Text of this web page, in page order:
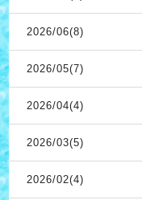
2026/06(8)
2026/05(7)
2026/04(4)
2026/03(5)
2026/02(4)